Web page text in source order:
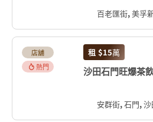
百老匯街, 美孚新邨, 荔
店舖
熱門
租 $15萬
沙田石門旺爆茶
安群街, 石門,